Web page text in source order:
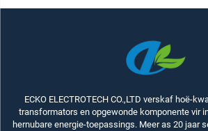
ECKO ELECTROTECH CO.,LTD verskaf hoë-
transformators en opgewonde komponente vir
hernubare energie-toepassings. Meer as 20 jaar